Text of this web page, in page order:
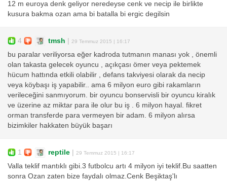
12 m euroya denk geliyor neredeyse cenk ve necip ile birlikte
kusura bakma ozan ama bi batalla bi ergic degilsin
4 tmsh 29 Temmuz 2015 | 16:17
bu paralar veriliyorsa eğer kadroda tutmanın manası yok , önemli
olan takasta gelecek oyuncu , açıkçası ömer veya pektemek
hücum hattında etkili olabilir , defans takviyesi olarak da necip
veya köybaşı iş yapabilir.. ama 6 milyon euro gibi rakamların
verileceğini sanmıyorum. bir oyuncu bonservisli bir oyuncu kiralık
ve üzerine az miktar para ile olur bu iş . 6 milyon hayal. fikret
orman transferde para vermeyen bir adam. 6 milyon alırsa
bizimkiler hakkaten büyük başarı
1 reptile 29 Temmuz 2015 | 16:17
Valla teklif mantıklı gibi.3 futbolcu artı 4 milyon iyi teklif.Bu saatten
sonra Ozan zaten bize faydalı olmaz.Cenk Beşiktaş'lı